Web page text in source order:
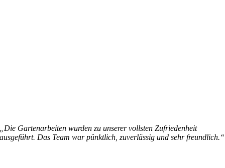
„Die Gartenarbeiten wurden zu unserer vollsten Zufriedenheit
ausgeführt. Das Team war pünktlich, zuverlässig und sehr freundlich.“